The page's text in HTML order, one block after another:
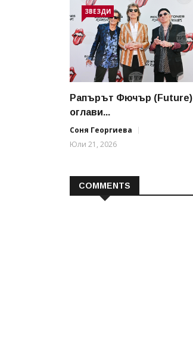
ЗВЕЗДИ
Рапърът Фючър (Future)
оглави...
Соня Георгиева
Юли 21, 2026
COMMENTS